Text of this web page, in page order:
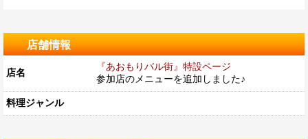
店舗情報
店名
『あおもりバル街』特設ページ
参加店のメニューを追加しました♪
料理ジャンル